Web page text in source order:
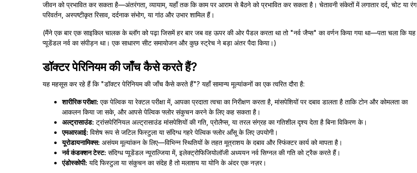
जीवन को प्रभावित कर सकता है—अंतरंगता, व्यायाम, यहाँ तक कि काम पर आराम से बैठने को प्रभावित कर सकता है। चेतावनी संकेतों में लगातार दर्द, चोट या रंग
परिवर्तन, अस्पष्टीकृत रिसाव, दर्दनाक संभोग, या गांठ और उभार शामिल हैं।
(मैंने एक बार एक साइकिल चालक के ब्लॉग को पढ़ा जिसमें हर बार जब वह ऊपर की ओर पैडल करता था तो "नर्व जैप्स" का वर्णन किया गया था—पता चला कि यह
प्यूडेंडल नर्व का संपीड़न था। एक साधारण सीट समायोजन और कुछ स्ट्रेच ने बड़ा अंतर पैदा किया।)
डॉक्टर पेरिनियम की जाँच कैसे करते हैं?
यह महसूस कर रहे हैं कि "डॉक्टर पेरिनियम की जाँच कैसे करते हैं"? यहाँ सामान्य मूल्यांकनों का एक त्वरित दौरा है:
शारीरिक परीक्षा: एक पेल्विक या रेक्टल परीक्षा में, आपका प्रदाता त्वचा का निरीक्षण करता है, मांसपेशियों पर दबाव डालता है ताकि टोन और कोमलता का
आकलन किया जा सके, और आपसे पेल्विक फ्लोर संकुचन करने के लिए कह सकता है।
अल्ट्रासाउंड: ट्रांसपेरिनियल अल्ट्रासाउंड मांसपेशियों की गति, प्रोलैप्स, या तरल संग्रह का गतिशील दृश्य देता है बिना विकिरण के।
एमआरआई: विशेष रूप से जटिल फिस्टुला या संदिग्ध गहरे पेल्विक फ्लोर आँसू के लिए उपयोगी।
यूरोडायनामिक्स: असंयम मूल्यांकन के लिए—विभिन्न स्थितियों के तहत मूत्राशय के दबाव और स्फिंक्टर कार्य को मापता है।
नर्व कंडक्शन टेस्ट: संदिग्ध प्यूडेंडल न्यूराल्जिया में, इलेक्ट्रोफिजियोलॉजी अध्ययन नर्व सिग्नल की गति को ट्रैक करते हैं।
एंडोस्कोपी: यदि फिस्टुला या संकुचन का संदेह है तो मलाशय या योनि के अंदर एक नज़र।